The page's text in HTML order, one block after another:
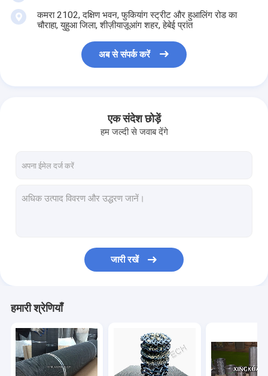
कमरा 2102, दक्षिण भवन, फुकियांग स्ट्रीट और हुआलिंग रोड का
चौराहा, युहुआ जिला, शीज़ीयाज़ूआंग शहर, हेबेई प्रांत
अब से संपर्क करें
एक संदेश छोड़ें
हम जल्दी से जवाब देंगे
जारी रखें
हमारी श्रेणियाँ